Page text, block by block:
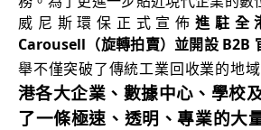
威尼斯環保正式宣佈 進駐全
Carousell（旋轉拍賣）並開設 B2B
舉不僅突破了傳統工業回收業的地
港各大企業、數據中心、學校
了一條極速、透明、專業的大